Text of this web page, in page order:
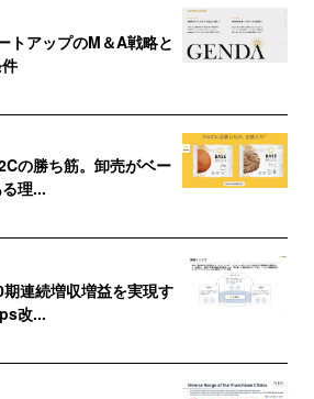
トアップのM＆A戦略と
の勝ち筋。卸売がベー
理...
連続増収増益を実現す
改...